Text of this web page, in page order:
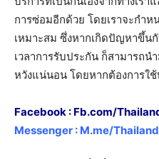
การซ่อมอีกด้วย โดยเราจะกำห
เหมาะสม ซึ่งหากเกิดปัญหาขึ้น
เวลาการรับประกัน ก็สามารถน
หวังแน่นอน โดยหากต้องการใ
Facebook : Fb.com/
Messenger : M.me/